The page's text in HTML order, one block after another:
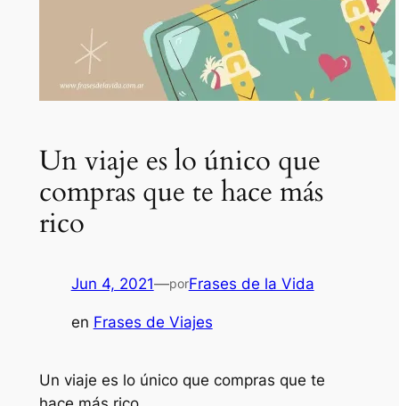
Un viaje es lo único que
compras que te hace más
rico
Jun 4, 2021—porFrases de la Vida
en Frases de Viajes
Un viaje es lo único que compras que te